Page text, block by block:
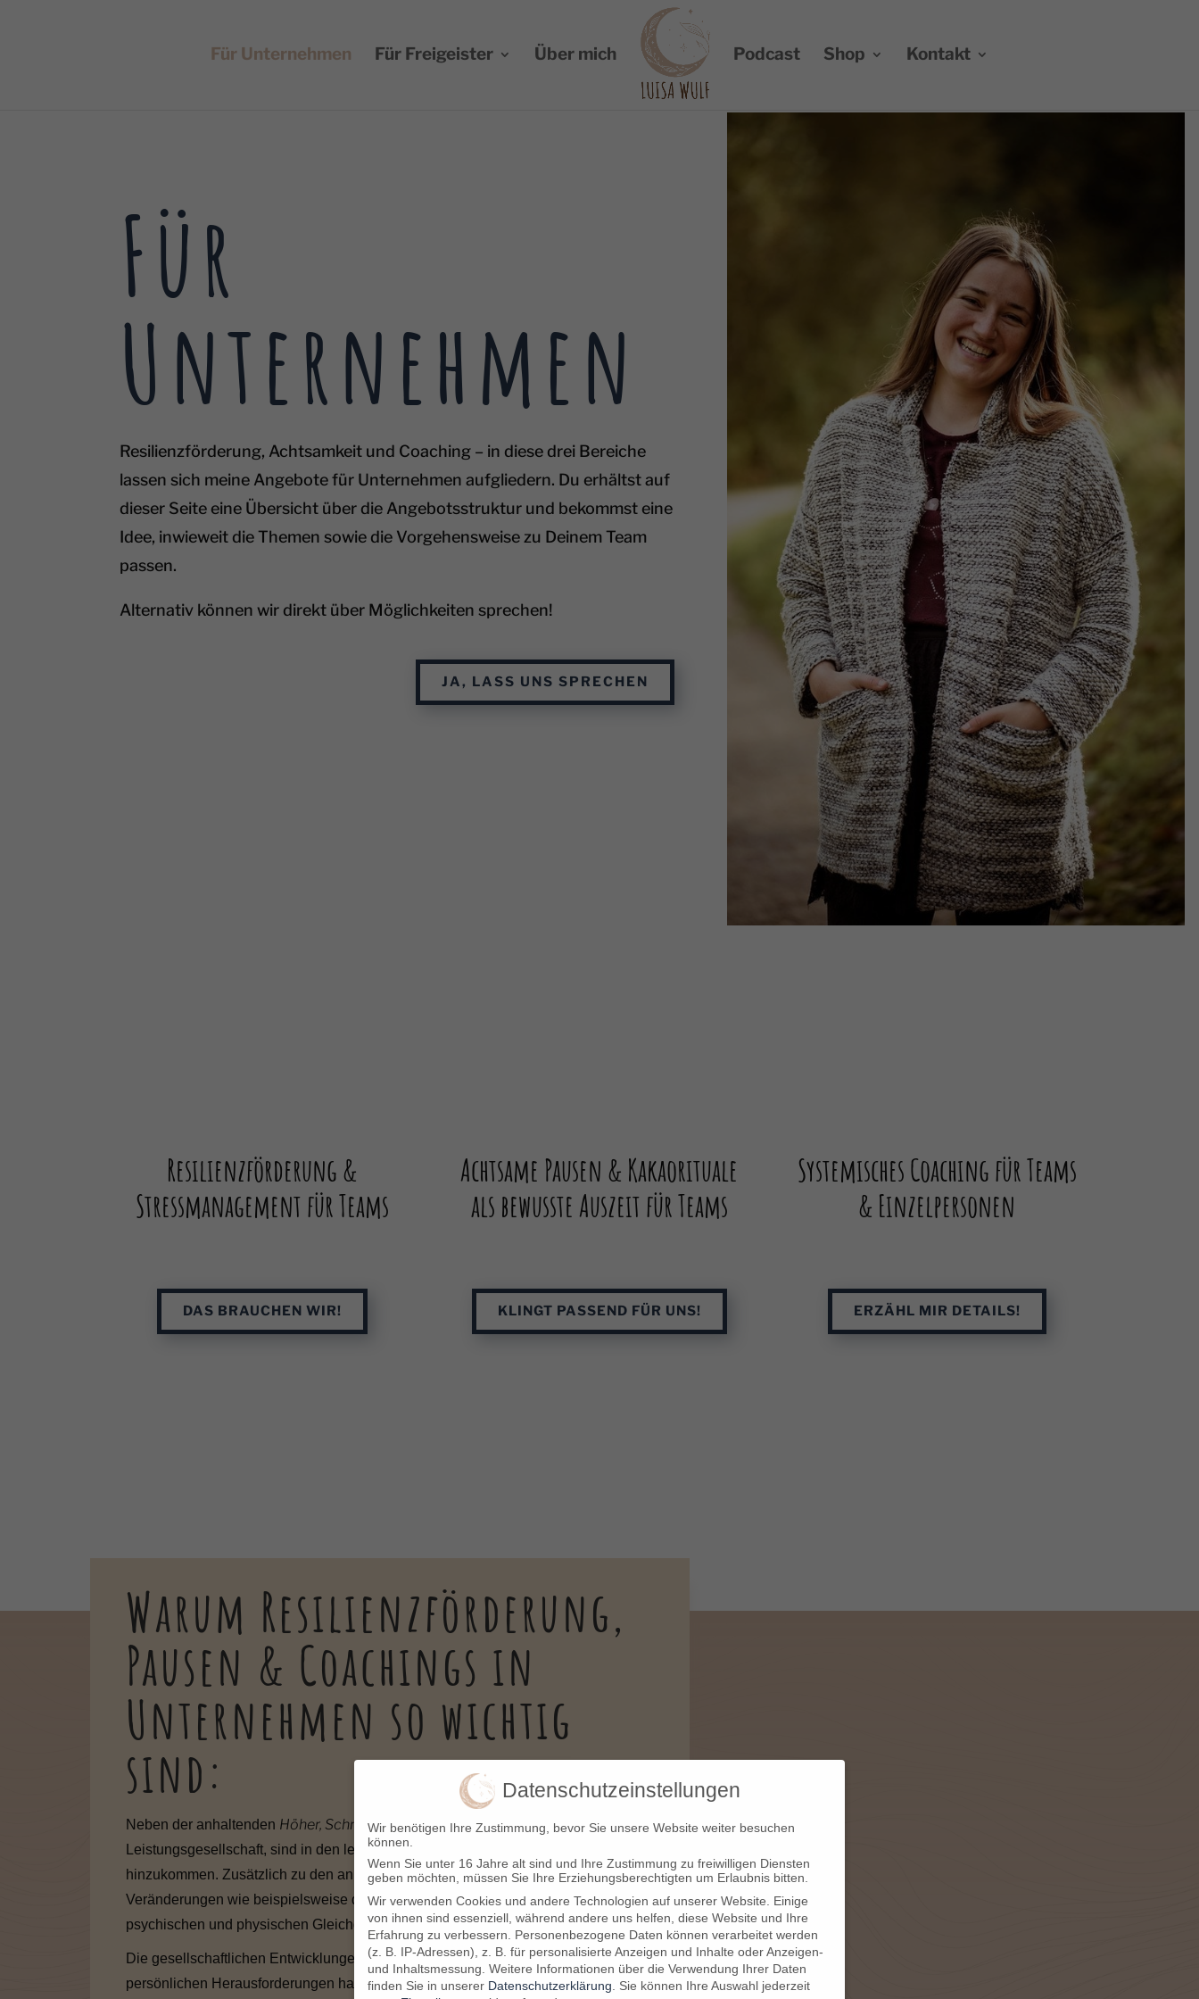
Für Unternehmen Für Freigeister Über mich Podcast Shop Kontakt
Für
Unternehmen
Resilienzförderung, Achtsamkeit und Coaching – in diese drei Bereiche
lassen sich meine Angebote für Unternehmen aufgliedern. Du erhältst auf
dieser Seite eine Übersicht über die Angebotsstruktur und bekommst eine
Idee, inwieweit die Themen sowie die Vorgehensweise zu Deinem Team
passen.
Alternativ können wir direkt über Möglichkeiten sprechen!
JA, LASS UNS SPRECHEN
Resilienzförderung &
Stressmanagement für Teams
DAS BRAUCHEN WIR!
Achtsame Pausen & Kakaorituale
als bewusste Auszeit für Teams
KLINGT PASSEND FÜR UNS!
Systemisches Coaching für Teams
& Einzelpersonen
ERZÄHL MIR DETAILS!
Warum Resilienzförderung,
Pausen & Coachings in
Unternehmen so wichtig
sind:
Neben der anhaltenden Höher, Schneller,Weiter-Mentalität unserer westlichen
Leistungsgesellschaft, sind in den letzten Jahren viele weitere Belastungsfaktoren
hinzukommen. Zusätzlich zu den anhaltenden Folgen der Pandemie, lasten weitere
Veränderungen wie beispielsweise die steigende Inflation schwer auf unserem
psychischen und physischen Gleichgewicht.
Die gesellschaftlichen Entwicklungen in Kombination mit strukturellen und
persönlichen Herausforderungen haben Arbeitnehmende nicht selten an ihre
Datenschutzeinstellungen
Wir benötigen Ihre Zustimmung, bevor Sie unsere Website weiter besuchen
können.
Wenn Sie unter 16 Jahre alt sind und Ihre Zustimmung zu freiwilligen Diensten
geben möchten, müssen Sie Ihre Erziehungsberechtigten um Erlaubnis bitten.
Wir verwenden Cookies und andere Technologien auf unserer Website. Einige
von ihnen sind essenziell, während andere uns helfen, diese Website und Ihre
Erfahrung zu verbessern.
Personenbezogene Daten können verarbeitet werden
(z. B. IP-Adressen), z. B. für personalisierte Anzeigen und Inhalte oder Anzeigen-
und Inhaltsmessung. Weitere Informationen über die Verwendung Ihrer Daten
finden Sie in unserer Datenschutzerklärung
Sie können Ihre Auswahl jederzeit